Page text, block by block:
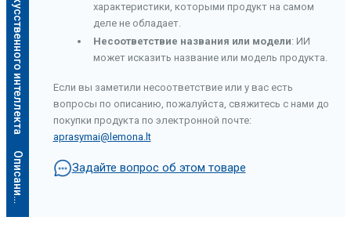
а
характеристики, которыми продукт на самом
деле не обладает.
Несоответствие названия или модели: ИИ
может исказить название или модель продукта.
Если вы заметили несоответствие или у вас есть
вопросы по описанию, пожалуйста, свяжитесь с нами до
покупки продукта по электронной почте:
aprasymai@lemona.lt
Задайте вопрос об этом товаре